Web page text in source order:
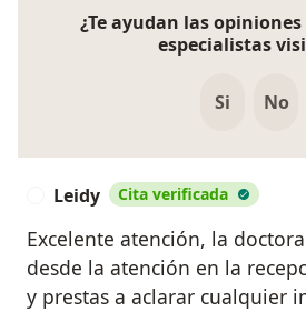
¿Te ayudan las
especialistas
Si No
Leidy Cita verificada
Excelente atención, la
desde la atención en la
y prestas a aclarar cualquier